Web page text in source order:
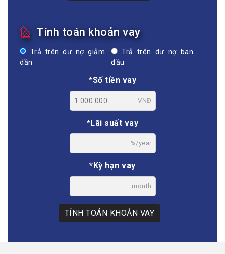
Tính toán khoản vay
Trả trên dư nợ giảm
dần
Trả trên dư nợ ban
đầu
*Số tiền vay
VNĐ
*Lãi suất vay
%/year
*Kỳ hạn vay
month
TÍNH TOÁN KHOẢN VAY